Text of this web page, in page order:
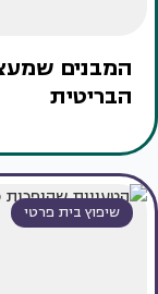
המבנים
הבריטית
שיפוץ בית פרטי